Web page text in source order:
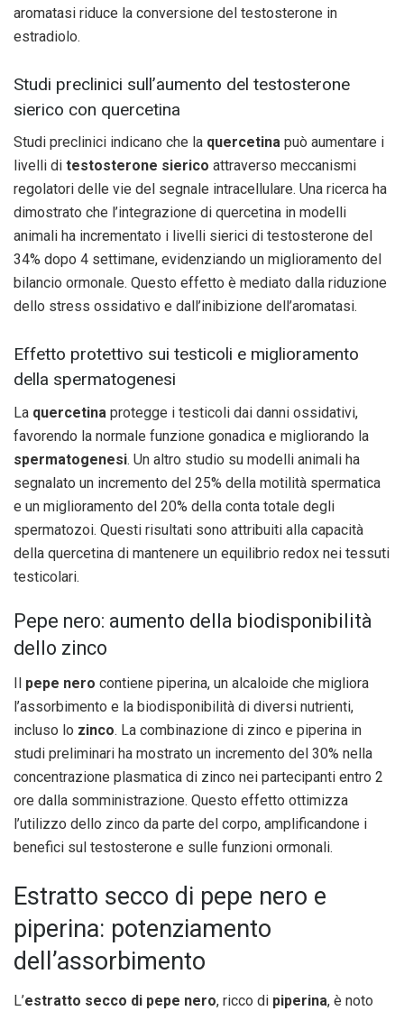
aromatasi riduce la conversione del testosterone in
estradiolo.
Studi preclinici sull’aumento del testosterone
sierico con quercetina
Studi preclinici indicano che la quercetina può aumentare i
livelli di testosterone sierico attraverso meccanismi
regolatori delle vie del segnale intracellulare. Una ricerca ha
dimostrato che l’integrazione di quercetina in modelli
animali ha incrementato i livelli sierici di testosterone del
34% dopo 4 settimane, evidenziando un miglioramento del
bilancio ormonale. Questo effetto è mediato dalla riduzione
dello stress ossidativo e dall’inibizione dell’aromatasi.
Effetto protettivo sui testicoli e miglioramento
della spermatogenesi
La quercetina protegge i testicoli dai danni ossidativi,
favorendo la normale funzione gonadica e migliorando la
spermatogenesi. Un altro studio su modelli animali ha
segnalato un incremento del 25% della motilità spermatica
e un miglioramento del 20% della conta totale degli
spermatozoi. Questi risultati sono attribuiti alla capacità
della quercetina di mantenere un equilibrio redox nei tessuti
testicolari.
Pepe nero: aumento della biodisponibilità
dello zinco
Il pepe nero contiene piperina, un alcaloide che migliora
l’assorbimento e la biodisponibilità di diversi nutrienti,
incluso lo zinco. La combinazione di zinco e piperina in
studi preliminari ha mostrato un incremento del 30% nella
concentrazione plasmatica di zinco nei partecipanti entro 2
ore dalla somministrazione. Questo effetto ottimizza
l’utilizzo dello zinco da parte del corpo, amplificandone i
benefici sul testosterone e sulle funzioni ormonali.
Estratto secco di pepe nero e
piperina: potenziamento
dell’assorbimento
L’estratto secco di pepe nero, ricco di piperina, è noto